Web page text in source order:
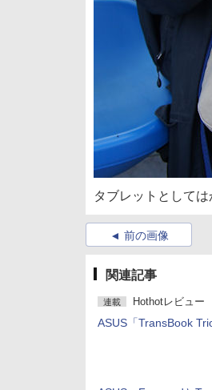
タブレットとして
前の画像
関連記事
連載 Hothotレビュー
ASUS「TransBook Trio